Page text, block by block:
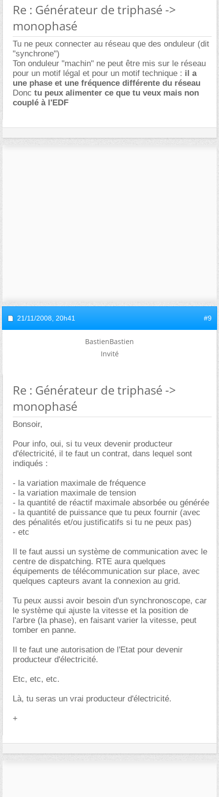
Re : Générateur de triphasé ->
monophasé
Tu ne peux connecter au réseau que des onduleur (dit
"synchrone")
Ton onduleur "machin" ne peut être mis sur le réseau
pour un motif légal et pour un motif technique : il a
une phase et une fréquence différente du réseau
Donc tu peux alimenter ce que tu veux mais non
couplé à l'EDF
21/11/2008, 20h41 #9
BastienBastien
Invité
Re : Générateur de triphasé ->
monophasé
Bonsoir,
Pour info, oui, si tu veux devenir producteur
d'électricité, il te faut un contrat, dans lequel sont
indiqués :
- la variation maximale de fréquence
- la variation maximale de tension
- la quantité de réactif maximale absorbée ou générée
- la quantité de puissance que tu peux fournir (avec
des pénalités et/ou justificatifs si tu ne peux pas)
- etc
Il te faut aussi un système de communication avec le
centre de dispatching. RTE aura quelques
équipements de télécommunication sur place, avec
quelques capteurs avant la connexion au grid.
Tu peux aussi avoir besoin d'un synchronoscope, car
le système qui ajuste la vitesse et la position de
l'arbre (la phase), en faisant varier la vitesse, peut
tomber en panne.
Il te faut une autorisation de l'Etat pour devenir
producteur d'électricité.
Etc, etc, etc.
Là, tu seras un vrai producteur d'électricité.
+